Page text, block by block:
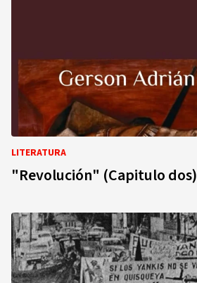
LITERATURA
"Revolución" (Capitulo dos)